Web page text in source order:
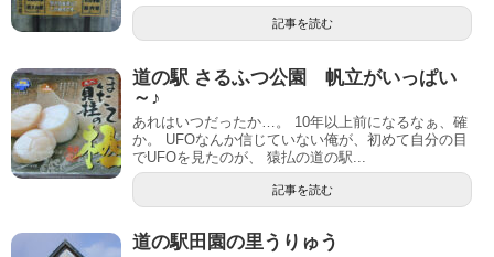
記事を読む
道の駅 さるふつ公園 帆立がいっぱい
～♪
あれはいつだったか…。 10年以上前になるなぁ、確
か。 UFOなんか信じていない俺が、初めて自分の目
でUFOを見たのが、 猿払の道の駅...
記事を読む
道の駅田園の里うりゅう